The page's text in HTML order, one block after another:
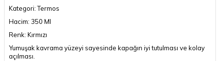
Kategori: Termos
Hacim: 350 Ml
Renk: Kırmızı
Yumuşak kavrama yüzeyi sayesinde kapağın iyi tutulması ve kolay
açılması.